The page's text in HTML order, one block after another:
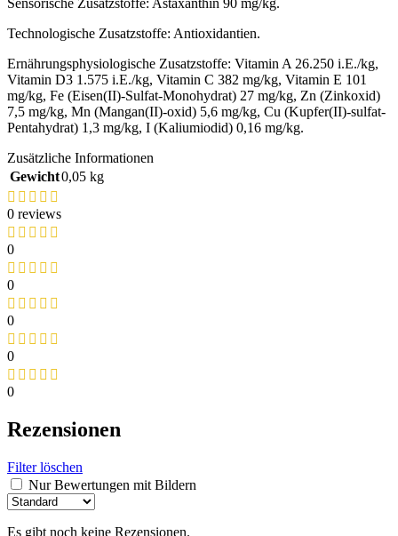
Sensorische Zusatzstoffe: Astaxanthin 90 mg/kg.
Technologische Zusatzstoffe: Antioxidantien.
Ernährungsphysiologische Zusatzstoffe: Vitamin A 26.250 i.E./kg,
Vitamin D3 1.575 i.E./kg, Vitamin C 382 mg/kg, Vitamin E 101
mg/kg, Fe (Eisen(II)-Sulfat-Monohydrat) 27 mg/kg, Zn (Zinkoxid)
7,5 mg/kg, Mn (Mangan(II)-oxid) 5,6 mg/kg, Cu (Kupfer(II)-sulfat-
Pentahydrat) 1,3 mg/kg, I (Kaliumiodid) 0,16 mg/kg.
Zusätzliche Informationen
Gewicht0,05 kg
0 reviews
0
0
0
0
0
Rezensionen
Filter löschen
Nur Bewertungen mit Bildern
Es gibt noch keine Rezensionen.